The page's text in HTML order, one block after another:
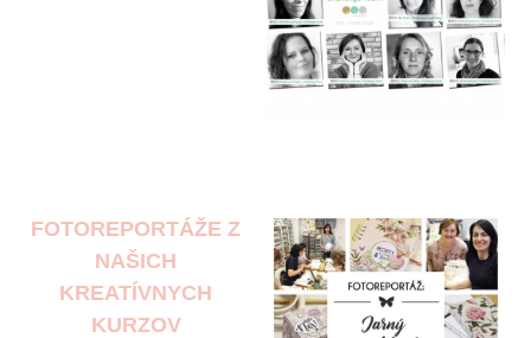
FOTOREPORTÁŽE Z
NAŠICH
KREATÍVNYCH
KURZOV